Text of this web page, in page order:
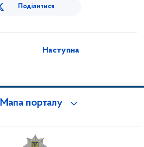
Поділитися
Наступна
Мапа порталу